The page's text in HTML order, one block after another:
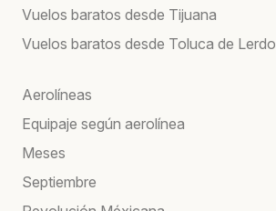
Vuelos baratos desde Tijuana
Vuelos baratos desde Toluca de Lerdo
Aerolíneas
Equipaje según aerolínea
Meses
Septiembre